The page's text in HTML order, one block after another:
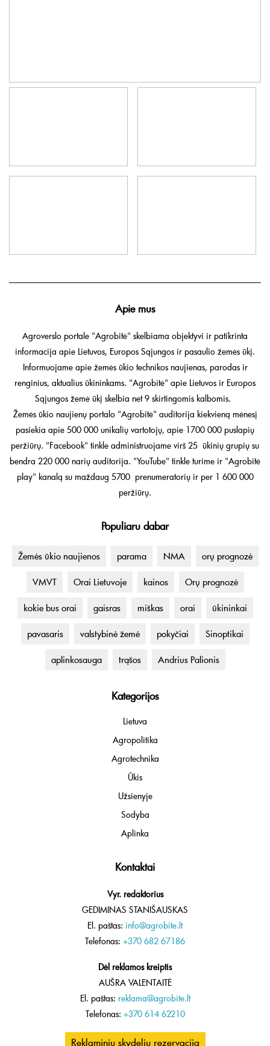
Apie mus
Agroverslo portale "Agrobitė" skelbiama objektyvi ir patikrinta
informacija apie Lietuvos, Europos Sąjungos ir pasaulio žemės ūkį.
Informuojame apie žemės ūkio technikos naujienas, parodas ir
renginius, aktualius ūkininkams. "Agrobitė" apie Lietuvos ir Europos
Sąjungos žemė ūkį skelbia net 9 skirtingomis kalbomis.
Žemės ūkio naujienų portalo "Agrobitė" auditorija kiekvieną mėnesį
pasiekia apie 500 000 unikalių vartotojų, apie 1700 000 puslapių
peržiūrų. "Facebook" tinkle administruojame virš 25 ūkinių grupių su
bendra 220 000 narių auditorija. "YouTube" tinkle turime ir "Agrobitė
play" kanalą su maždaug 5700 prenumeratorių ir per 1 600 000
peržiūrų.
Populiaru dabar
Žemės ūkio naujienos parama NMA orų prognozė
VMVT Orai Lietuvoje kainos Orų prognozė
kokie bus orai gaisras miškas orai ūkininkai
pavasaris valstybinė žemė pokyčiai Sinoptikai
aplinkosauga trąšos Andrius Palionis
Kategorijos
Lietuva
Agropolitika
Agrotechnika
Ūkis
Užsienyje
Sodyba
Aplinka
Kontaktai
Vyr. redaktorius
GEDIMINAS STANIŠAUSKAS
El. paštas: info@agrobite.lt
Telefonas: +370 682 67186
Dėl reklamos kreiptis
AUŠRA VALENTAITĖ
El. paštas: reklama@agrobite.lt
Telefonas: +370 614 62210
Reklaminių skydelių rezervacija